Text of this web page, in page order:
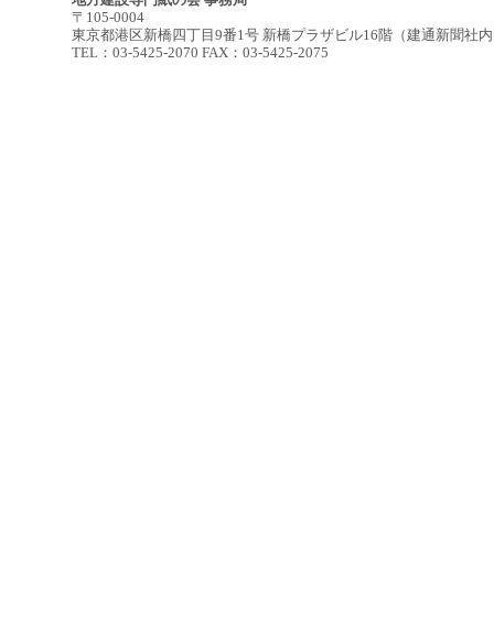
〒105-0004
東京都港区新橋四丁目9番1号 新橋プラザビル16階（建通新聞社
TEL：03-5425-2070 FAX：03-5425-2075